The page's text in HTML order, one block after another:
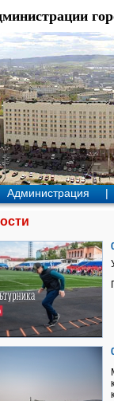
Администрация |